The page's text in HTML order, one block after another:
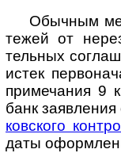
Обычным
те­жей от
тель­ных
истек
при­меча­ния 9
банк
ков­ского
даты